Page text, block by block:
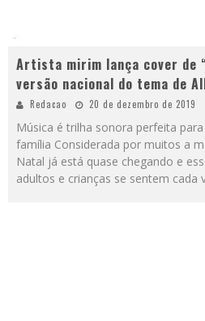
Artista mirim lança cover de
versão nacional do tema de
Redacao 20 de dezembro de 2019
Música é trilha sonora perfeita
família Considerada por muitos a
Natal já está quase chegando e
adultos e crianças se sentem cada